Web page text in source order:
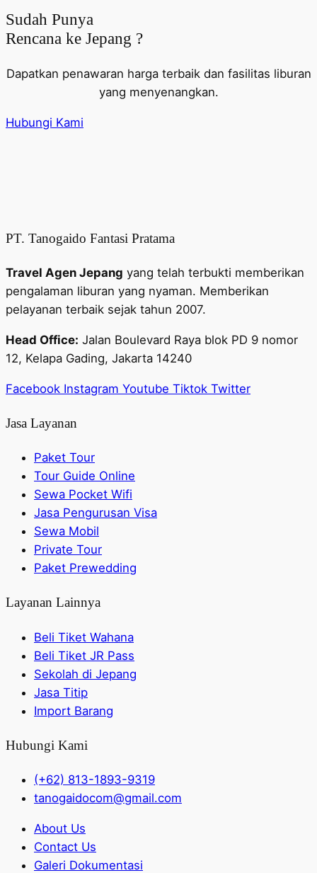
Sudah Punya
Rencana ke Jepang ?
Dapatkan penawaran harga terbaik dan fasilitas liburan
yang menyenangkan.
Hubungi Kami
PT. Tanogaido Fantasi Pratama
Travel Agen Jepang yang telah terbukti memberikan
pengalaman liburan yang nyaman. Memberikan
pelayanan terbaik sejak tahun 2007.
Head Office: Jalan Boulevard Raya blok PD 9 nomor
12, Kelapa Gading, Jakarta 14240
Facebook Instagram Youtube Tiktok Twitter
Jasa Layanan
Paket Tour
Tour Guide Online
Sewa Pocket Wifi
Jasa Pengurusan Visa
Sewa Mobil
Private Tour
Paket Prewedding
Layanan Lainnya
Beli Tiket Wahana
Beli Tiket JR Pass
Sekolah di Jepang
Jasa Titip
Import Barang
Hubungi Kami
(+62) 813-1893-9319
tanogaidocom@gmail.com
About Us
Contact Us
Galeri Dokumentasi